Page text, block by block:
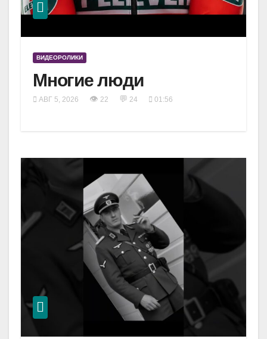
ВИДЕОРОЛИКИ
Многие люди
АВГ 5, 2026 👁 22 💬 24 01:56